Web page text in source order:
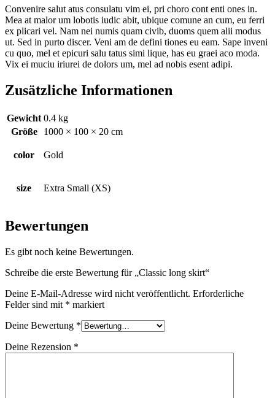
Convenire salut atus consulatu vim ei, pri choro cont enti ones in.
Mea at malor um lobotis iudic abit, ubique comune an cum, eu ferri
ex plicari vel. Nam nei numis quam civib, duoms quem alii modus
ut. Sed in purto discer. Veni am de defini tiones eu eam. Sape inveni
cu quo, mel et epicuri salu tatus simi lique, has eu graei aco moda.
Vix ei muciu iriurei de dolors um, mel ad nobis esent adipi.
Zusätzliche Informationen
Gewicht 0.4 kg
Größe
1000 × 100 × 20 cm
color Gold
size Extra Small (XS)
Bewertungen
Es gibt noch keine Bewertungen.
Schreibe die erste Bewertung für „Classic long skirt“
Deine E-Mail-Adresse wird nicht veröffentlicht. Erforderliche
Felder sind mit * markiert
Deine Bewertung *
Deine Rezension *